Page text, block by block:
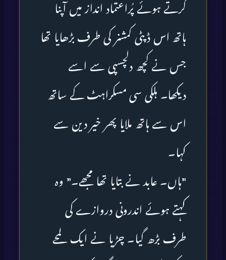
کرتے ہوئے پُراعتماد انداز میں آپنا
ہاتھ اس ڈپٹی کمشنر کی طرف بڑھایا تھا
جس نے کچھ دلچسپی سے اسے
دیکھا۔ ہلکی سی مسکراہٹ کے ساتھ
اس سے ہاتھ ملایا پھر خیر دین سے
کہا۔
”ہاں۔ عابد نے بتایا تھا مجھے۔” وہ
کہتے ہوئے اندرونی دروازے کی
طرف بڑھ گیا۔ چڑیا نے ایک لمحے